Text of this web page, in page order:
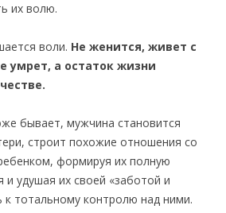
их волю.
воли. Не женится, живет с
умрет, а остаток жизни
бывает, мужчина становится
строит похожие отношения со
формируя их полную
и удушая их своей «заботой и
тотальному контролю над ними.